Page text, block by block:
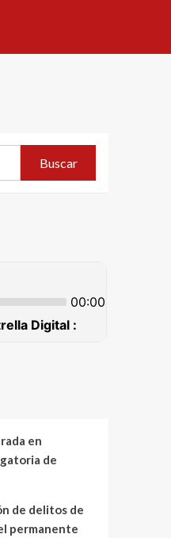
en
de
de delitos de
permanente